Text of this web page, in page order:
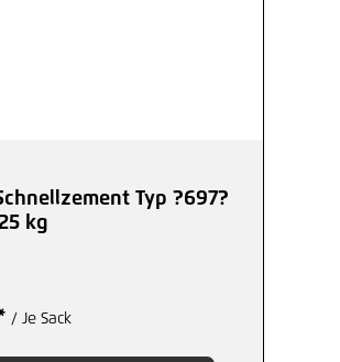
Typ ?697?
kg
/ Je Sack